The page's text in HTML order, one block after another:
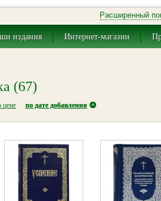
Расширенный
издания Интернет-магазин
(67)
цене по дате добавления